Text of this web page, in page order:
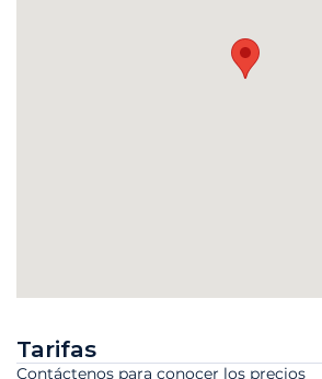
Tarifas
Contáctenos para conocer los precios